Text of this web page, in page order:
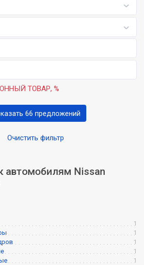
ТОВАР, %
Очистить фильтр
66 предложений
автомобилям Nissan
1
1
1
1
1